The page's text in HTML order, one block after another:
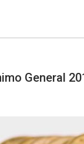
General